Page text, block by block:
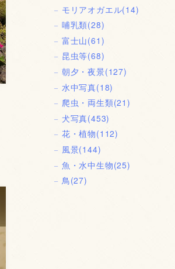
モリアオガエル(14)
哺乳類(28)
富士山(61)
昆虫等(68)
朝夕・夜景(127)
水中写真(18)
爬虫・両生類(21)
犬写真(453)
花・植物(112)
風景(144)
魚・水中生物(25)
鳥(27)